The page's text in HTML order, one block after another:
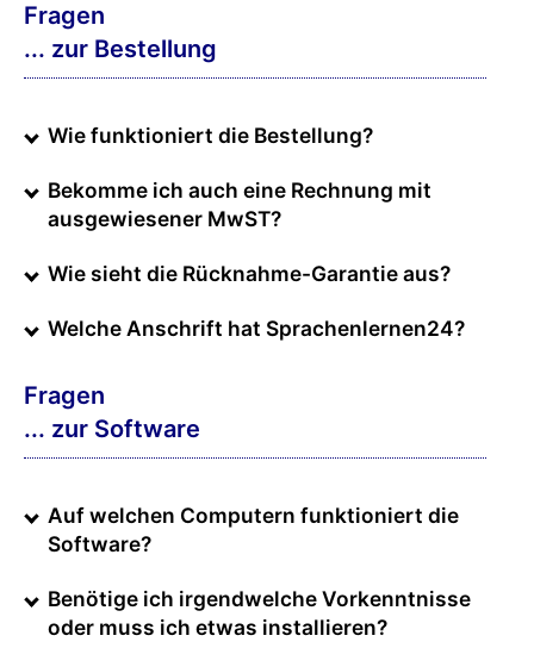
Fragen
... zur Bestellung
Wie funktioniert die Bestellung?
Bekomme ich auch eine Rechnung mit
ausgewiesener MwST?
Wie sieht die Rücknahme-Garantie aus?
Welche Anschrift hat Sprachenlernen24?
Fragen
... zur Software
Auf welchen Computern funktioniert die
Software?
Benötige ich irgendwelche Vorkenntnisse
oder muss ich etwas installieren?